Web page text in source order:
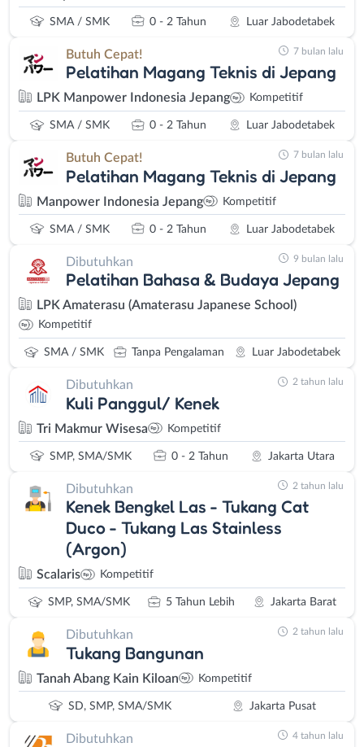
SMA / SMK 0 - 2 Tahun Luar Jabodetabek
Butuh Cepat!
Pelatihan Magang Teknis di Jepang
LPK Manpower Indonesia Jepang Kompetitif
SMA / SMK 0 - 2 Tahun Luar Jabodetabek
7 bulan lalu
Butuh Cepat!
Pelatihan Magang Teknis di Jepang
Manpower Indonesia Jepang Kompetitif
SMA / SMK 0 - 2 Tahun Luar Jabodetabek
7 bulan lalu
Dibutuhkan
Pelatihan Bahasa & Budaya Jepang
LPK Amaterasu (Amaterasu Japanese School)
Kompetitif
SMA / SMK Tanpa Pengalaman Luar Jabodetabek
9 bulan lalu
Dibutuhkan
Kuli Panggul/ Kenek
Tri Makmur Wisesa Kompetitif
SMP, SMA/SMK 0 - 2 Tahun Jakarta Utara
2 tahun lalu
Dibutuhkan
Kenek Bengkel Las - Tukang Cat
Duco - Tukang Las Stainless
(Argon)
Scalaris Kompetitif
SMP, SMA/SMK 5 Tahun Lebih Jakarta Barat
2 tahun lalu
Dibutuhkan
Tukang Bangunan
Tanah Abang Kain Kiloan Kompetitif
SD, SMP, SMA/SMK Jakarta Pusat
2 tahun lalu
Dibutuhkan 4 tahun lalu